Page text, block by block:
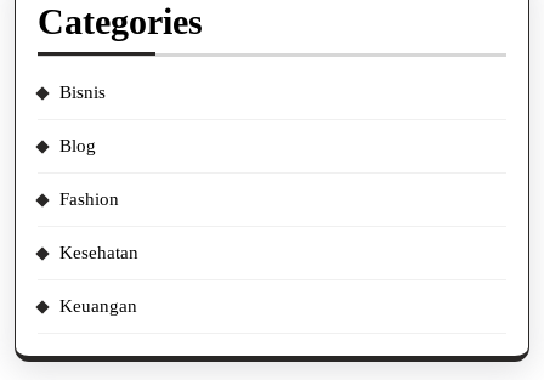
Categories
Bisnis
Blog
Fashion
Kesehatan
Keuangan